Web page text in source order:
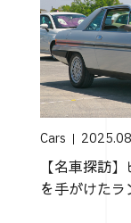
Cars
【名車探訪
を手がけたラ